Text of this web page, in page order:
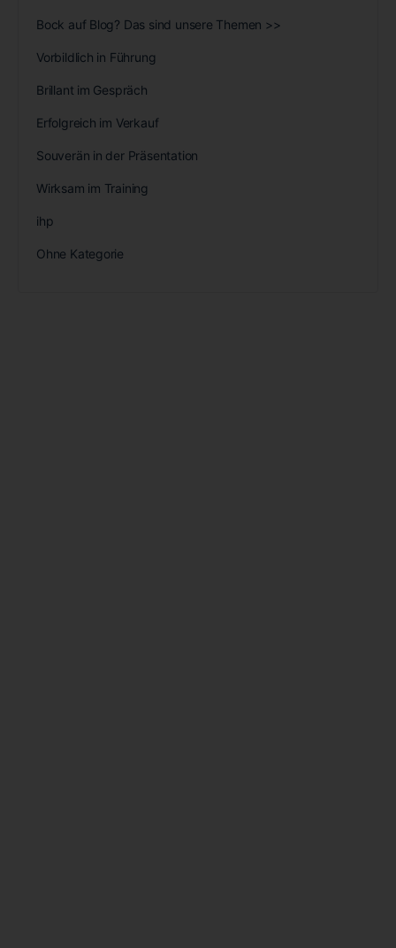
Bock auf Blog? Das sind unsere Themen >>
Vorbildlich in Führung
Brillant im Gespräch
Erfolgreich im Verkauf
Souverän in der Präsentation
Wirksam im Training
ihp
Ohne Kategorie